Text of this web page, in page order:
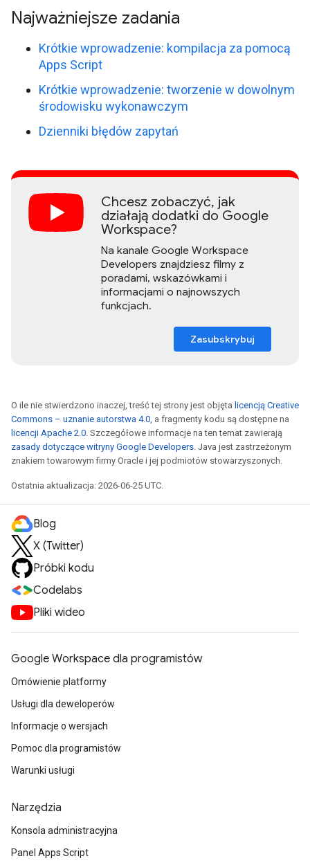
Najważniejsze zadania
Krótkie wprowadzenie: kompilacja za pomocą
Apps Script
Krótkie wprowadzenie: tworzenie w dowolnym
środowisku wykonawczym
Dzienniki błędów zapytań
Chcesz zobaczyć, jak
działają dodatki do Google
Workspace?
Na kanale Google Workspace
Developers znajdziesz filmy z
poradami, wskazówkami i
informacjami o najnowszych
funkcjach.
Zasubskrybuj
O ile nie stwierdzono inaczej, treść tej strony jest objęta licencją Creative
Commons – uznanie autorstwa 4.0, a fragmenty kodu są dostępne na
licencji Apache 2.0. Szczegółowe informacje na ten temat zawierają
zasady dotyczące witryny Google Developers. Java jest zastrzeżonym
znakiem towarowym firmy Oracle i jej podmiotów stowarzyszonych.
Ostatnia aktualizacja: 2026-06-25 UTC.
Blog
X (Twitter)
Próbki kodu
Codelabs
Pliki wideo
Google Workspace dla programistów
Omówienie platformy
Usługi dla deweloperów
Informacje o wersjach
Pomoc dla programistów
Warunki usługi
Narzędzia
Konsola administracyjna
Panel Apps Script